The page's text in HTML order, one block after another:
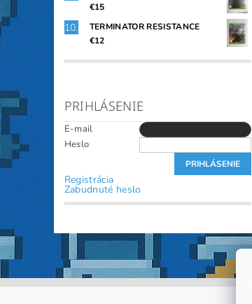
€15
TERMINATOR RESISTANCE
€12
PRIHLÁSENIE
E-mail
Heslo
Registrácia
Zabudnuté heslo